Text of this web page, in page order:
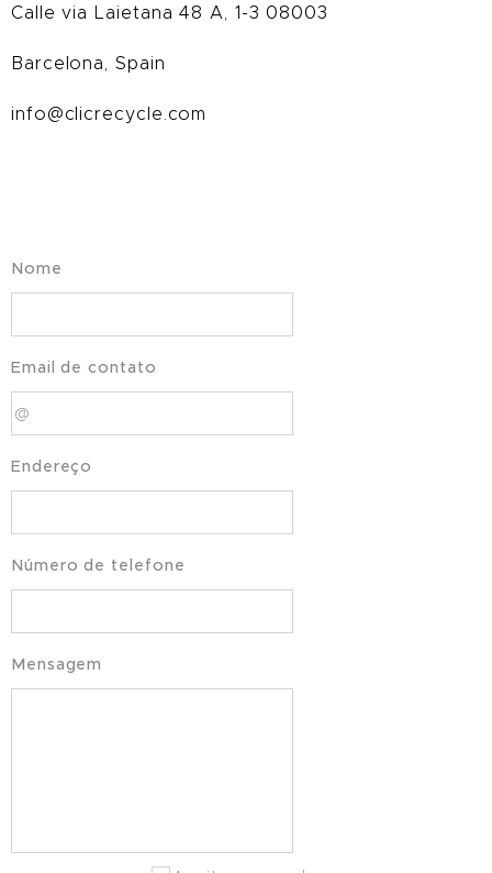
Calle via Laietana 48 A, 1-3 08003
Barcelona, Spain
info@clicrecycle.com
Nome
Email de contato
Endereço
Número de telefone
Mensagem